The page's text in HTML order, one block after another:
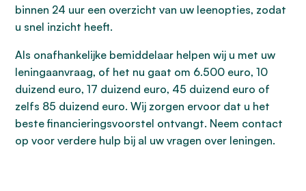
binnen 24 uur een overzicht van uw leenopties, zodat
u snel inzicht heeft.
Als onafhankelijke bemiddelaar helpen wij u met uw
leningaanvraag, of het nu gaat om 6.500 euro, 10
duizend euro, 17 duizend euro, 45 duizend euro of
zelfs 85 duizend euro. Wij zorgen ervoor dat u het
beste financieringsvoorstel ontvangt. Neem contact
op voor verdere hulp bij al uw vragen over leningen.